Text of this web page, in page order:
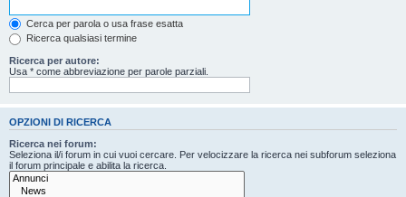
Cerca per parola o usa frase esatta
Ricerca qualsiasi termine
Ricerca per autore:
Usa * come abbreviazione per parole parziali.
OPZIONI DI RICERCA
Ricerca nei forum:
Seleziona il/i forum in cui vuoi cercare. Per velocizzare la ricerca nei subforum seleziona
il forum principale e abilita la ricerca.